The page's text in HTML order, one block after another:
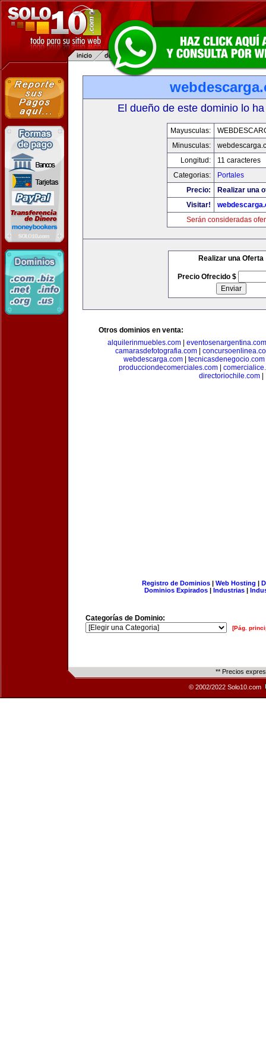
El dueño de este dominio lo
Mayusculas:
Minusculas:
Longitud:
11 caracteres
Categorias:
Portales
Precio:
Realizar una
Visitar!
Serán consideradas
Realizar una Oferta
Precio Ofrecido $
Otros dominios en venta:
alquilerinmuebles.com
eventosenargentina.com
camarasdefotografia.com|
webdescarga.com| tecnicasdenegocio.com
producciondecomerciales.com|
directoriochile.com|
Registro de Dominios| Web Hosting |
Dominios Expirados | Industrias |
Categorías de Dominio:
[Pág.
** Precios
© 2002/2022 Solo10.com